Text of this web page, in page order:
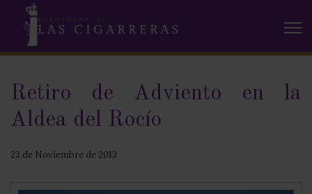
Retiro de Adviento en la
Aldea del Rocío
23 de Noviembre de 2013